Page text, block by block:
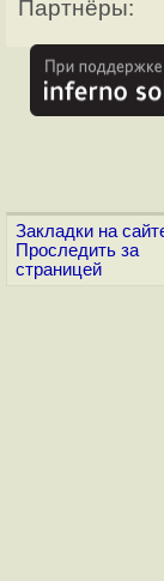
Партнёры:
Закладки на
Проследить за
страницей